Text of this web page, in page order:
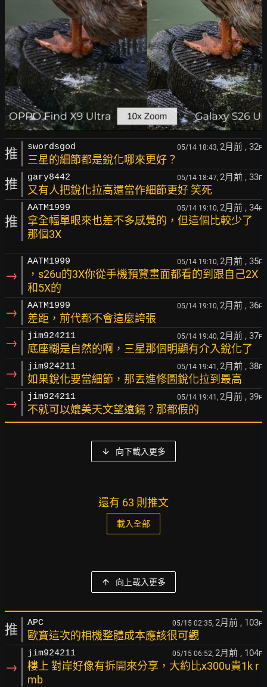
推 swordsgod 05/14 18:43, 2月前 , 32F
三星的細節都是銳化哪來更好？
推 gary8442 05/14 18:47, 2月前 , 33F
又有人把銳化拉高還當作細節更好 笑死
推
AATM1999 05/14 19:10, 2月前 , 34F
拿全幅單眼來也差不多感覺的，但這個比較少了
那個3X
→
AATM1999 05/14 19:10, 2月前 , 35F
，s26u的3X你從手機預覽畫面都看的到跟自己2X
和5X的
→ AATM1999 05/14 19:10, 2月前 , 36F
差距，前代都不會這麼誇張
→ jim924211 05/14 19:40, 2月前 , 37F
底座糊是自然的啊，三星那個明顯有介入銳化了
→ jim924211 05/14 19:41, 2月前 , 38F
如果銳化要當細節，那丟進修圖銳化拉到最高
→ jim924211 05/14 19:41, 2月前 , 39F
不就可以媲美天文望遠鏡？那都假的
向下載入更多
還有 63 則推文
載入全部
向上載入更多
推 APC 05/15 02:35, 2月前 , 103F
歐寶這次的相機整體成本應該很可觀
→
jim924211 05/15 06:52, 2月前 , 104F
樓上 對岸好像有拆開來分享，大約比x300u貴1k r
mb